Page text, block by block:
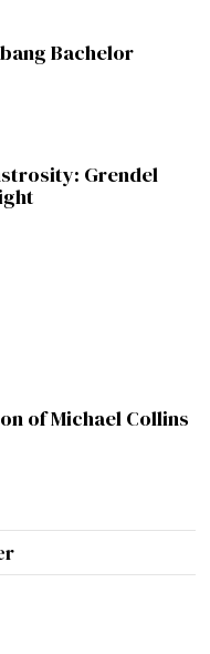
Bachelor
Grendel
of Michael Collins